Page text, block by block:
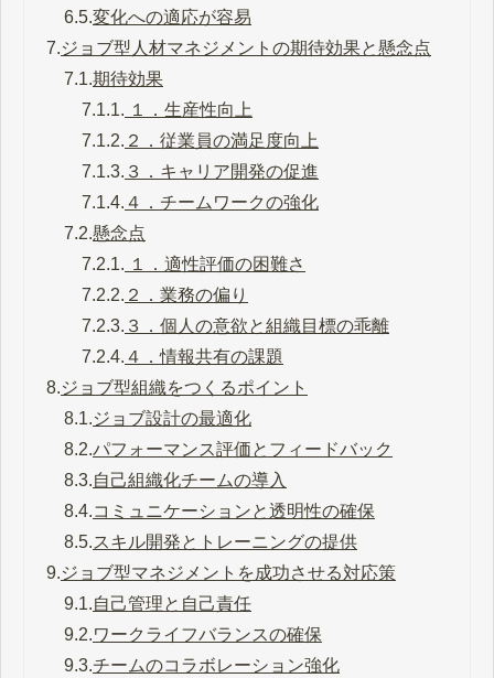
6.5.変化への適応が容易
7.ジョブ型人材マネジメントの期待効果と懸念点
7.1.期待効果
7.1.1. １．生産性向上
7.1.2. ２．従業員の満足度向上
7.1.3. ３．キャリア開発の促進
7.1.4. ４．チームワークの強化
7.2.懸念点
7.2.1. １．適性評価の困難さ
7.2.2. ２．業務の偏り
7.2.3. ３．個人の意欲と組織目標の乖離
7.2.4. ４．情報共有の課題
8.ジョブ型組織をつくるポイント
8.1.ジョブ設計の最適化
8.2.パフォーマンス評価とフィードバック
8.3.自己組織化チームの導入
8.4.コミュニケーションと透明性の確保
8.5.スキル開発とトレーニングの提供
9.ジョブ型マネジメントを成功させる対応策
9.1.自己管理と自己責任
9.2.ワークライフバランスの確保
9.3.チームのコラボレーション強化